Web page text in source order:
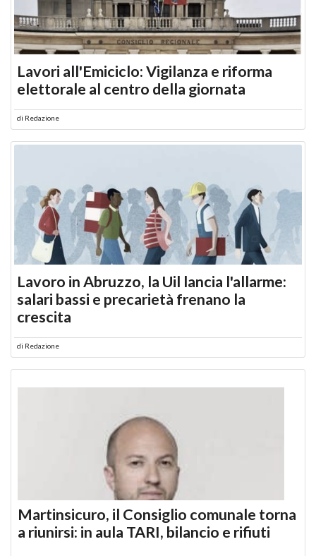
Lavori all'Emiciclo: Vigilanza e riforma
elettorale al centro della giornata
di Redazione
Lavoro in Abruzzo, la Uil lancia l'allarme:
salari bassi e precarietà frenano la
crescita
di Redazione
Martinsicuro, il Consiglio comunale torna
a riunirsi: in aula TARI, bilancio e rifiuti